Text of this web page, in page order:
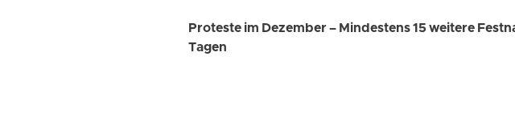
Proteste im Dezember – Mindestens 15 weitere
Tagen